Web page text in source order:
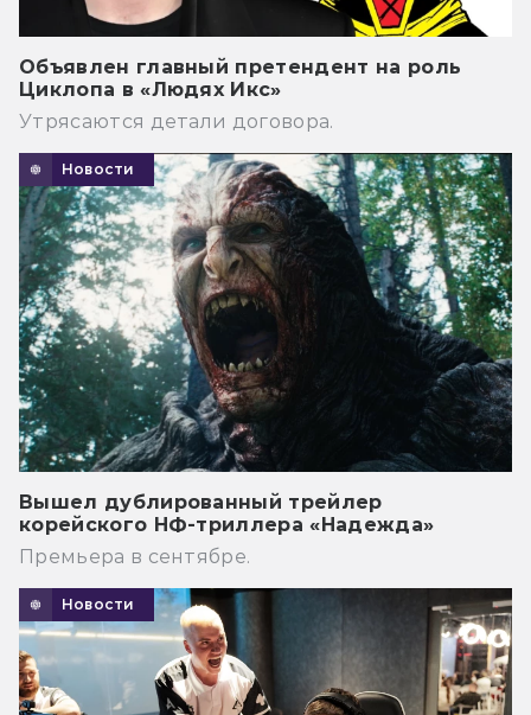
Объявлен главный претендент на роль
Циклопа в «Людях Икс»
Утрясаются детали договора.
Новости
Вышел дублированный трейлер
корейского НФ-триллера «Надежда»
Премьера в сентябре.
Новости